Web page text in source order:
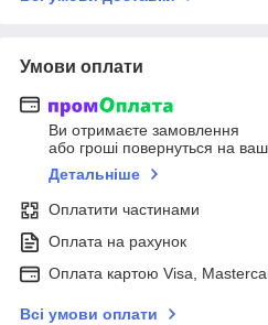
Умови оплати
Ви отримаєте замовлення
або гроші повернуться на
Детальніше
Оплатити частинами
Оплата на рахунок
Оплата картою Visa,
Всі умови оплати